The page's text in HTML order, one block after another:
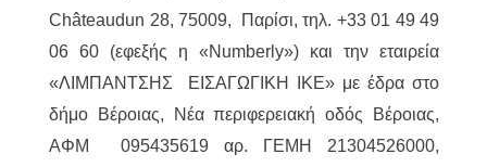
Châteaudun 28, 75009, Παρίσι, τηλ. +33 01 49 49
06 60 (εφεξής η «Numberly») και την εταιρεία
«ΛΙΜΠΑΝΤΣΗΣ ΕΙΣΑΓΩΓΙΚΗ ΙΚΕ» με έδρα στο
δήμο Βέροιας, Νέα περιφερειακή οδός Βέροιας,
ΑΦΜ 095435619 αρ. ΓΕΜΗ 21304526000,